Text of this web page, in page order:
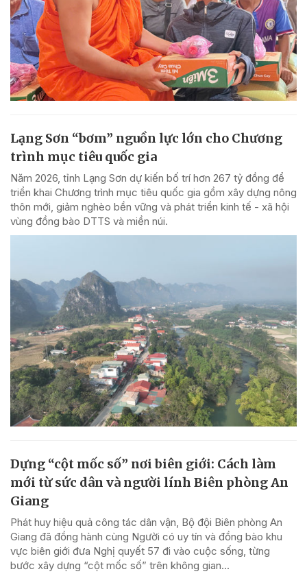
Lạng Sơn “bơm” nguồn lực lớn cho Chương
trình mục tiêu quốc gia
Năm 2026, tỉnh Lạng Sơn dự kiến bố trí hơn 267 tỷ đồng để
triển khai Chương trình mục tiêu quốc gia gồm xây dựng nông
thôn mới, giảm nghèo bền vững và phát triển kinh tế - xã hội
vùng đồng bào DTTS và miền núi.
Dựng “cột mốc số” nơi biên giới: Cách làm
mới từ sức dân và người lính Biên phòng An
Giang
Phát huy hiệu quả công tác dân vận, Bộ đội Biên phòng An
Giang đã đồng hành cùng Người có uy tín và đồng bào khu
vực biên giới đưa Nghị quyết 57 đi vào cuộc sống, từng
bước xây dựng “cột mốc số” trên không gian...